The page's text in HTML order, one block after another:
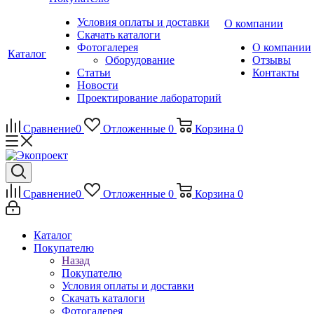
Каталог
Условия оплаты и доставки
Скачать каталоги
Фотогалерея
Оборудование
Статьи
Новости
Проектирование лабораторий
О компании
О компании
Отзывы
Контакты
Сравнение0 Отложенные 0 Корзина 0
Сравнение0 Отложенные 0 Корзина 0
Каталог
Покупателю
Назад
Покупателю
Условия оплаты и доставки
Скачать каталоги
Фотогалерея